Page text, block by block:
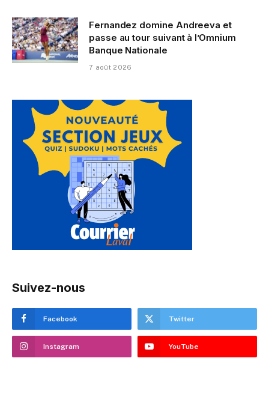
Fernandez domine Andreeva et
passe au tour suivant à l’Omnium
Banque Nationale
7 août 2026
Suivez-nous
Facebook Twitter
Instagram YouTube